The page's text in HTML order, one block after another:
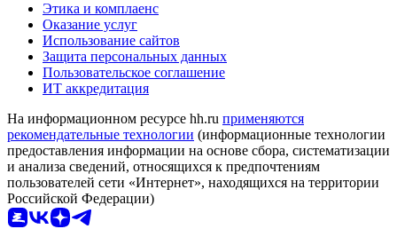
Этика и комплаенс
Оказание услуг
Использование сайтов
Защита персональных данных
Пользовательское соглашение
ИТ аккредитация
На информационном ресурсе hh.ru применяются
рекомендательные технологии (информационные технологии
предоставления информации на основе сбора, систематизации
и анализа сведений, относящихся к предпочтениям
пользователей сети «Интернет», находящихся на территории
Российской Федерации)